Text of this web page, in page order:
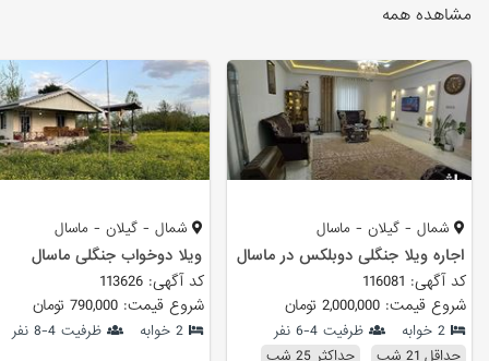
مشاهده همه
شمال - گیلان - ماسال
اجاره ویلا جنگلی دوبلکس در ماسال
کد آگهی: 116081
شروع قیمت: 2,000,000 تومان
2 خوابه
ظرفیت 4-6 نفر
حداقل 21 شب
حداکثر 25 شب
شمال - گیلان - ماسال
ویلا دوخواب جنگلی ماسال
کد آگهی: 113626
شروع قیمت: 790,000 تومان
2 خوابه ظرفیت 4-8 نفر